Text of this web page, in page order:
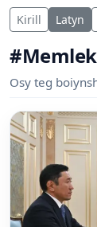
Kirill Latyn
Osy teg